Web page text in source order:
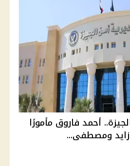
أحمد فاروق مأمورًا
ومصطفى...